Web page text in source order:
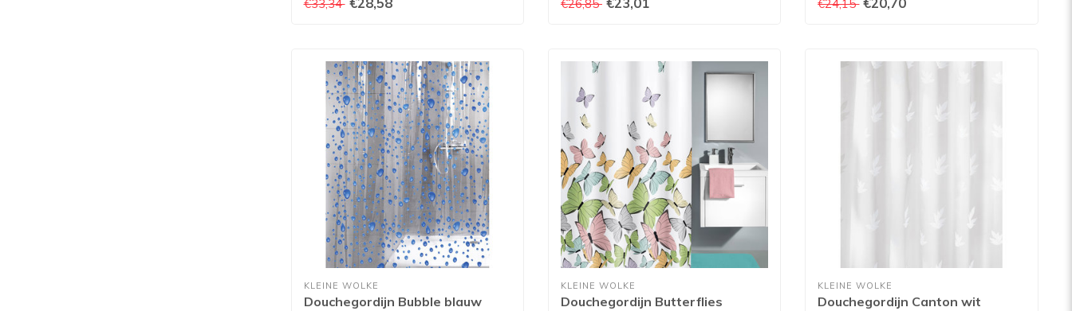
€33,34 €26,85 €24,15
KLEINE WOLKE
Douchegordijn Bubble blauw
KLEINE WOLKE
Douchegordijn Butterflies
KLEINE WOLKE
Douchegordijn Canton wit